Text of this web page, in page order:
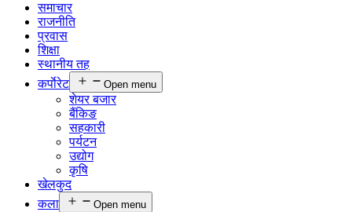
समाचार
राजनीति
प्रवास
शिक्षा
स्थानीय तह
कर्पाेरेट
Open menu
शेयर बजार
बैंकिङ
सहकारी
पर्यटन
उद्योग
कृषि
खेलकुद
कला
Open menu